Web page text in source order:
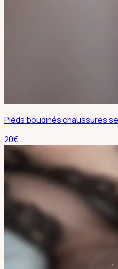
Pieds boudinés chaussures
20€